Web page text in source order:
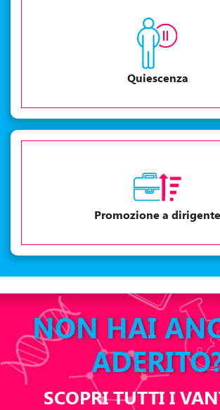
Quiescenza
Promozione a dirigente
NON HAI
SCOPRI TUTTI I